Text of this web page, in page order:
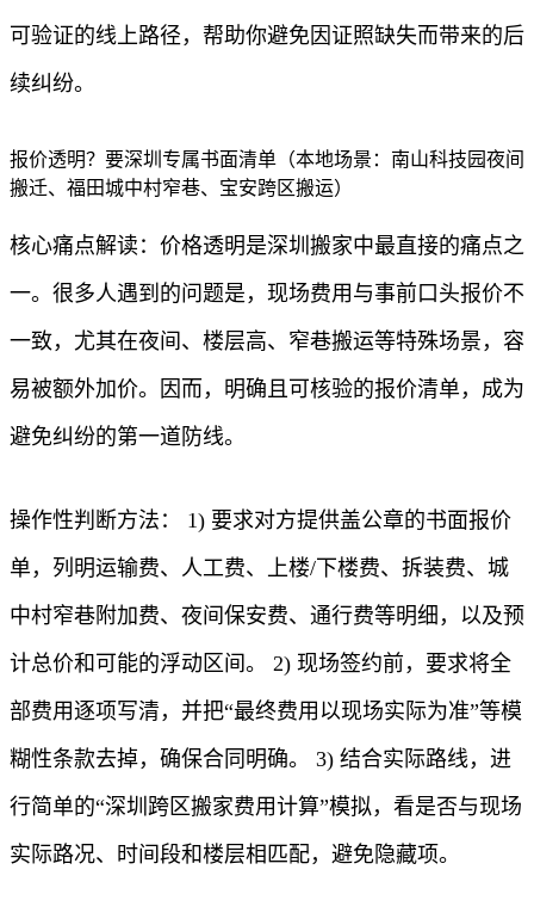
可验证的线上路径，帮助你避免因证照缺失而带来的后
续纠纷。
报价透明？要深圳专属书面清单（本地场景：南山科技园夜间
搬迁、福田城中村窄巷、宝安跨区搬运）
核心痛点解读：价格透明是深圳搬家中最直接的痛点之
一。很多人遇到的问题是，现场费用与事前口头报价不
一致，尤其在夜间、楼层高、窄巷搬运等特殊场景，容
易被额外加价。因而，明确且可核验的报价清单，成为
避免纠纷的第一道防线。
操作性判断方法： 1) 要求对方提供盖公章的书面报价
单，列明运输费、人工费、上楼/下楼费、拆装费、城
中村窄巷附加费、夜间保安费、通行费等明细，以及预
计总价和可能的浮动区间。 2) 现场签约前，要求将全
部费用逐项写清，并把“最终费用以现场实际为准”等模
糊性条款去掉，确保合同明确。 3) 结合实际路线，进
行简单的“深圳跨区搬家费用计算”模拟，看是否与现场
实际路况、时间段和楼层相匹配，避免隐藏项。